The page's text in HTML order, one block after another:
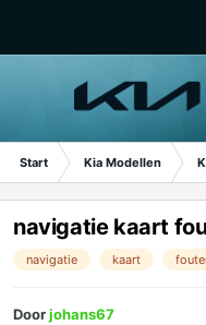
Start Kia Modellen
navigatie kaart
navigatie kaart
Doorjohans67